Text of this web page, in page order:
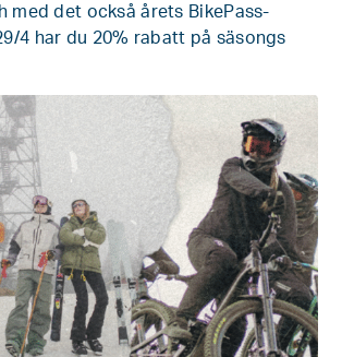
med det också årets BikePass-
4 har du 20% rabatt på säsongs